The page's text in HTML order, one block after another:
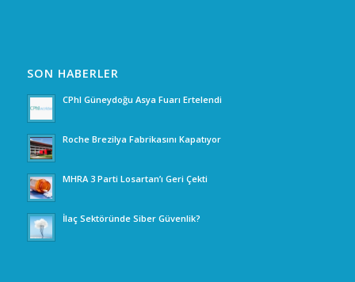
SON HABERLER
CPhI Güneydoğu Asya Fuarı Ertelendi
Roche Brezilya Fabrikasını Kapatıyor
MHRA 3 Parti Losartan’ı Geri Çekti
İlaç Sektöründe Siber Güvenlik?